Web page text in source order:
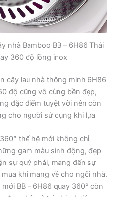
nhà Bamboo BB – 6H86 Thái
360 độ lồng inox
cây lau nhà thông minh 6H86
độ cũng vô cùng bền đẹp,
đặc điểm tuyệt vời nên còn
cho người sử dụng khi lựa
thế hệ mới không chỉ
gam màu sinh động, đẹp
sự quý phái, mang đến sự
khi mang về cho ngôi nhà.
BB – 6H86 quay 360° còn